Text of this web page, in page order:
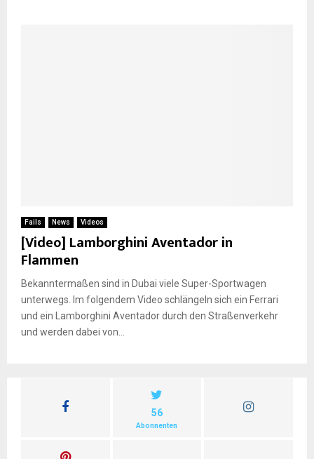
Fails News Videos
[Video] Lamborghini Aventador in
Flammen
Bekanntermaßen sind in Dubai viele Super-Sportwagen
unterwegs. Im folgendem Video schlängeln sich ein Ferrari
und ein Lamborghini Aventador durch den Straßenverkehr
und werden dabei von...
56
Abonnenten